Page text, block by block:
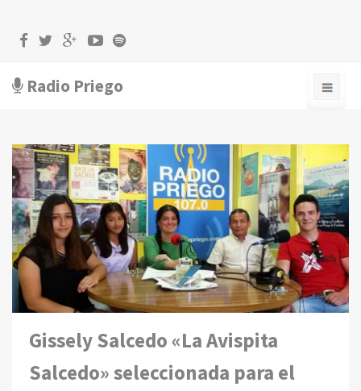
Radio Priego
Gissely Salcedo «La Avispita
Salcedo» seleccionada para el